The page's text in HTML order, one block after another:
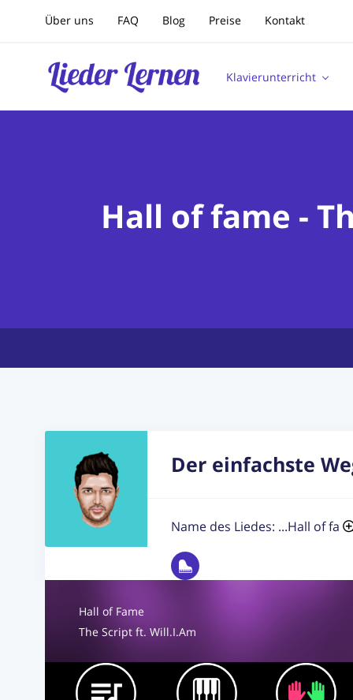
Über uns FAQ Blog Preise Kontakt
Klavierunterricht
Hall of fame -
Der einfachste
Name des Liedes: ...Hall of fa
Hall of Fame
The Script ft. Will.I.Am